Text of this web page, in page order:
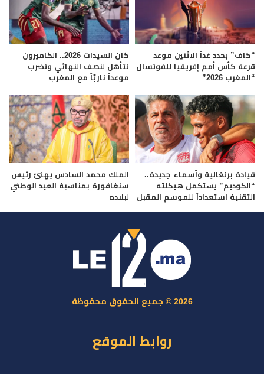
“كاف” يحدد غداً الاثنين موعد
قرعة كأس أمم إفريقيا للفوتسال
“المغرب 2026”
كان السيدات 2026.. الكاميرون
تتأهل لنصف النهائي وتضرب
موعداً ناريّاً مع المغرب
قيادة برتغالية وأسماء جديدة..
“الكوديم” يستكمل هيكلته
التقنية استعداداً للموسم المقبل
الملك محمد السادس يهنئ رئيس
سنغافورة بمناسبة العيد الوطني
لبلاده
2026 © جميع الحقوق محفوظة
روابط الموقع